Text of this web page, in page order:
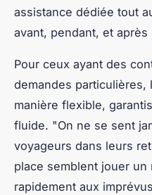
assistance dédiée tout
avant, pendant, et après
Pour ceux ayant des
demandes particulières,
manière flexible,
fluide. "On ne se sent
voyageurs dans leurs
place semblent jouer
rapidement aux